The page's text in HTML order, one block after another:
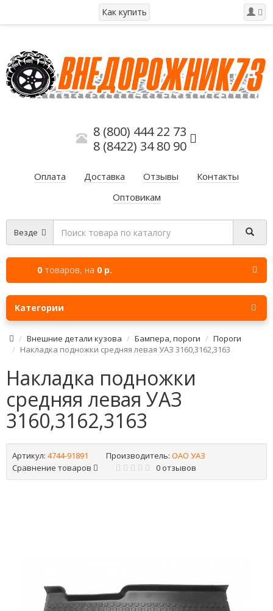
Как купить
8 (800) 444 22 73
8 (8422) 34 80 90
Оплата Доставка Отзывы
Контакты
Оптовикам
Везде
0 товаров, на 0 р.
Категории
Внешние детали кузова Бампера, пороги
Пороги
Накладка подножки средняя левая УАЗ 3160,3162,3163
Накладка подножки
средняя левая УАЗ
3160,3162,3163
Артикул: 4744-91891 Производитель: ОАО УАЗ
Сравнение товаров
0 отзывов